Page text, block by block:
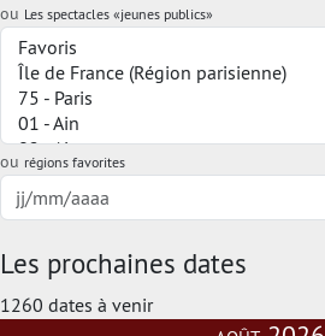
ou Les spectacles «jeunes publics»
ou régions favorites
Les prochaines dates
1260 dates à venir